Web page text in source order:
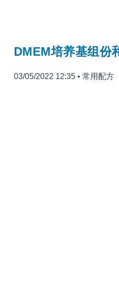
DMEM培养基组份
03/05/2022 12:35 • 常用配方